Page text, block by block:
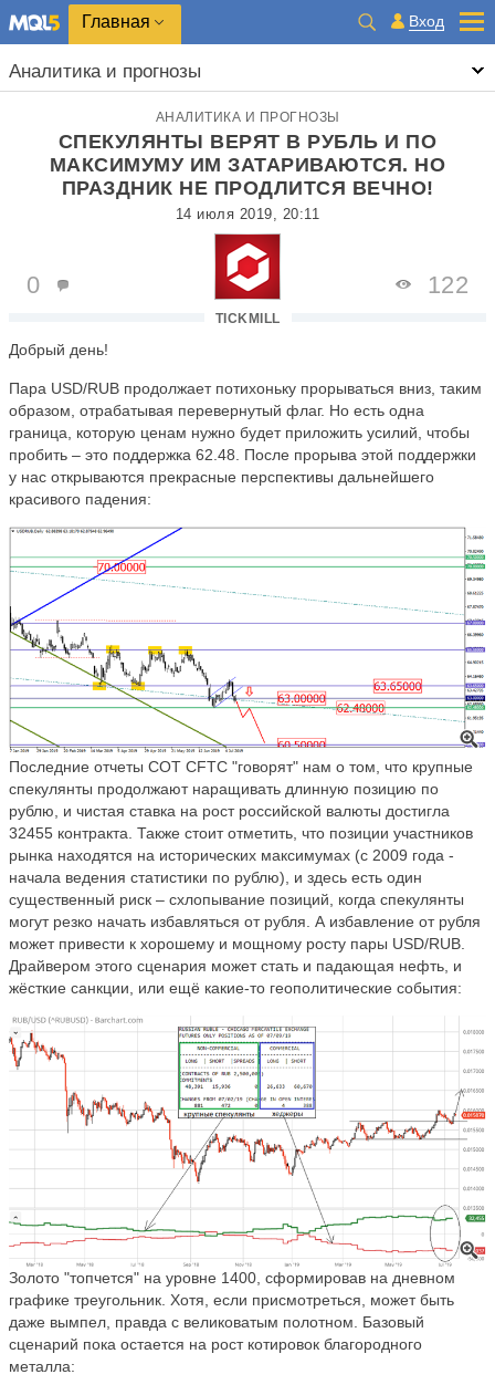
Главная Вход
Аналитика и прогнозы
АНАЛИТИКА И ПРОГНОЗЫ
СПЕКУЛЯНТЫ ВЕРЯТ В РУБЛЬ И ПО
МАКСИМУМУ ИМ ЗАТАРИВАЮТСЯ. НО
ПРАЗДНИК НЕ ПРОДЛИТСЯ ВЕЧНО!
14 июля 2019, 20:11
TICKMILL
0 122
Добрый день!
Пара USD/RUB продолжает потихоньку прорываться вниз, таким
образом, отрабатывая перевернутый флаг. Но есть одна
граница, которую ценам нужно будет приложить усилий, чтобы
пробить – это поддержка 62.48. После прорыва этой поддержки
у нас открываются прекрасные перспективы дальнейшего
красивого падения:
Последние отчеты COT CFTC "говорят" нам о том, что крупные
спекулянты продолжают наращивать длинную позицию по
рублю, и чистая ставка на рост российской валюты достигла
32455 контракта. Также стоит отметить, что позиции участников
рынка находятся на исторических максимумах (с 2009 года -
начала ведения статистики по рублю), и здесь есть один
существенный риск – схлопывание позиций, когда спекулянты
могут резко начать избавляться от рубля. А избавление от рубля
может привести к хорошему и мощному росту пары USD/RUB.
Драйвером этого сценария может стать и падающая нефть, и
жёсткие санкции, или ещё какие-то геополитические события:
Золото "топчется" на уровне 1400, сформировав на дневном
графике треугольник. Хотя, если присмотреться, может быть
даже вымпел, правда с великоватым полотном. Базовый
сценарий пока остается на рост котировок благородного
металла: